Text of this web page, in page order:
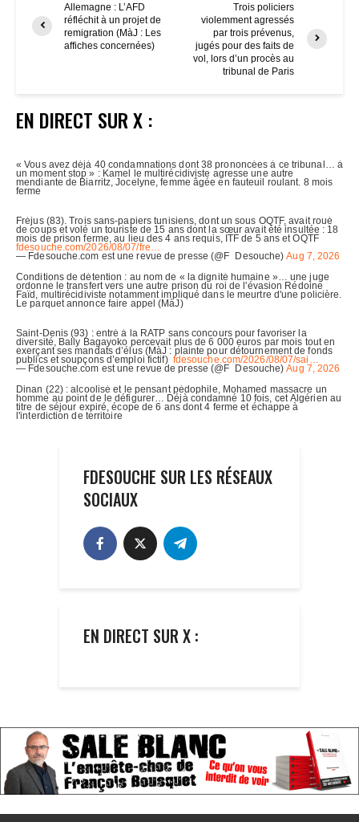
Allemagne : L’AFD
réfléchit à un projet de
remigration (MàJ : Les
affiches concernées)
Trois policiers
violemment agressés
par trois prévenus,
jugés pour des faits de
vol, lors d’un procès au
tribunal de Paris
EN DIRECT SUR X :
FDESOUCHE SUR LES RÉSEAUX
SOCIAUX
EN DIRECT SUR X :